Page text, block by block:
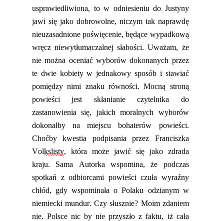
usprawiedliwiona, to w odniesieniu do Justyny
jawi się jako dobrowolne, niczym tak naprawdę
nieuzasadnione poświęcenie, będące wypadkową
wręcz niewytłumaczalnejsłabości. Uważam, że
nie można oceniać wyborów dokonanych przez
te dwie kobiety w jednakowy sposób i stawiać
pomiędzy nimi znaku równości. Mocną stroną
powieści jest skłanianie czytelnika do
zastanowienia się, jakich moralnych wyborów
dokonałby na miejscu bohaterów powieści.
Choćby kwestia podpisania przez Franciszka
Volkslisty, która może jawić się jako zdrada
kraju. Sama Autorka wspomina, że podczas
spotkań z odbiorcami powieści czuła wyraźny
chłód, gdy wspominała o Polaku odzianym w
niemiecki mundur. Czy słusznie? Moim zdaniem
nie. Polsce nic by nie przyszło z faktu, iż cała